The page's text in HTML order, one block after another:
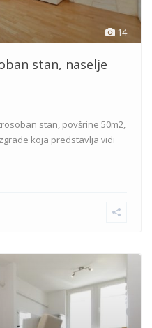
14
stan, naselje
stan, povšrine 50m2,
koja predstavlja vidi